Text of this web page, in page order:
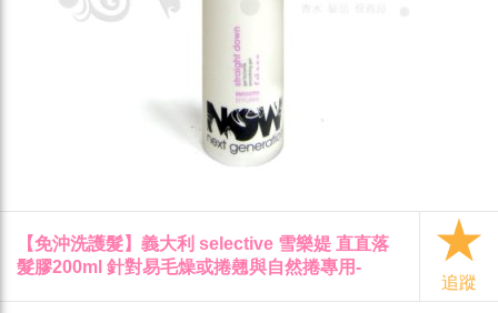
【免沖洗護髮】義大利 selective 雪樂媞 直直落
髮膠200ml 針對易毛燥或捲翹與自然捲專用-
追蹤